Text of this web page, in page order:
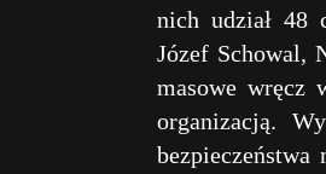
nich udział 48
Józef Schowal,
masowe wręcz
organizacją.